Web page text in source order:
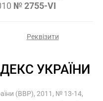
№ 2755-VI
Реквізити
УКРАЇНИ
(ВВР), 2011, № 13-14,